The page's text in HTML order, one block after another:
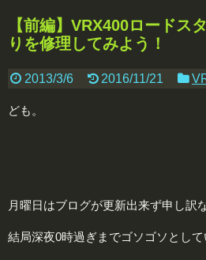
【前編】VRX400ロードス
りを修理してみよう！
2013/3/6 2016/11/21
ども。
月曜日はブログが更新出来ず申し訳
結局深夜0時過ぎまでゴソゴソとして